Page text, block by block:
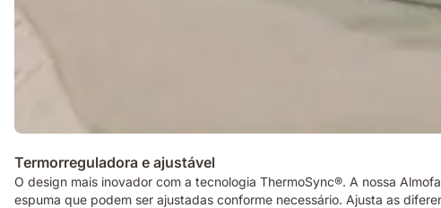
Termorreguladora e ajustável
O design mais inovador com a tecnologia ThermoSync®. A nossa
espuma que podem ser ajustadas conforme necessário. Ajusta as